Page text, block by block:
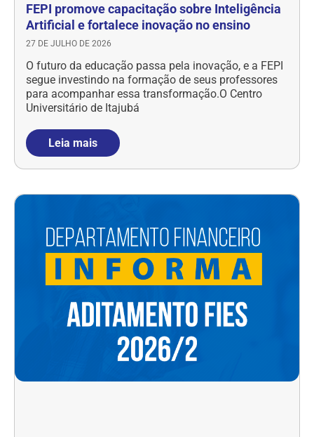
FEPI promove capacitação sobre Inteligência
Artificial e fortalece inovação no ensino
27 DE JULHO DE 2026
O futuro da educação passa pela inovação, e a FEPI
segue investindo na formação de seus professores
para acompanhar essa transformação.O Centro
Universitário de Itajubá
Leia mais